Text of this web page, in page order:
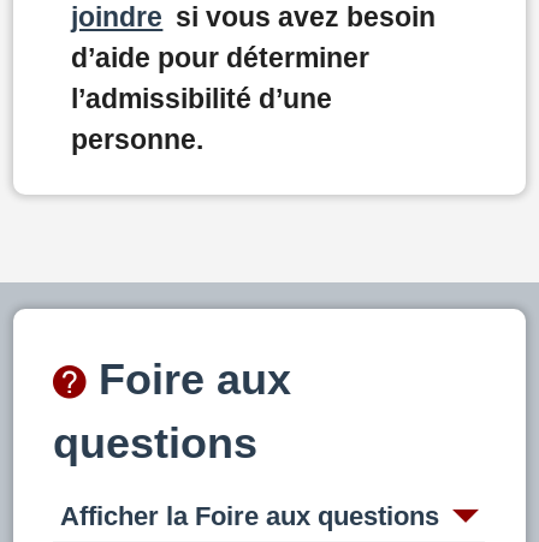
joindre si vous avez besoin
d’aide pour déterminer
l’admissibilité d’une
personne.
Foire aux
questions
Afficher la Foire aux questions